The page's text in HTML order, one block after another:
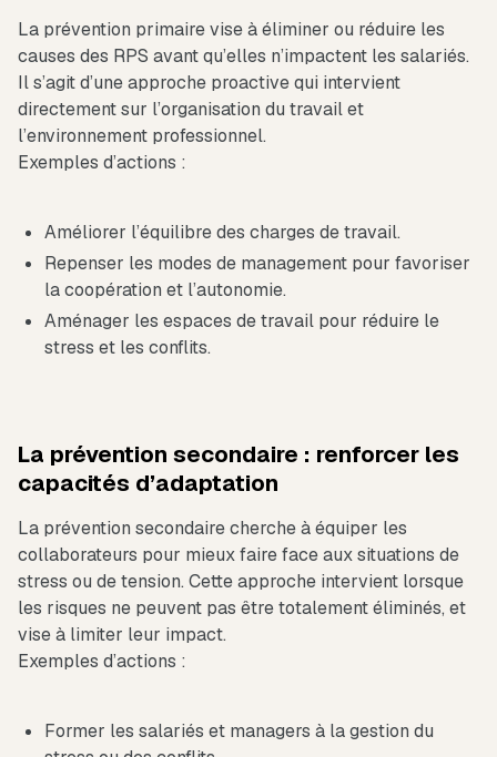
La prévention primaire vise à éliminer ou réduire les
causes des RPS avant qu’elles n’impactent les salariés.
Il s’agit d’une approche proactive qui intervient
directement sur l’organisation du travail et
l’environnement professionnel.
Exemples d’actions :
Améliorer l’équilibre des charges de travail.
Repenser les modes de management pour favoriser
la coopération et l’autonomie.
Aménager les espaces de travail pour réduire le
stress et les conflits.
La prévention secondaire : renforcer les
capacités d’adaptation
La prévention secondaire cherche à équiper les
collaborateurs pour mieux faire face aux situations de
stress ou de tension. Cette approche intervient lorsque
les risques ne peuvent pas être totalement éliminés, et
vise à limiter leur impact.
Exemples d’actions :
Former les salariés et managers à la gestion du